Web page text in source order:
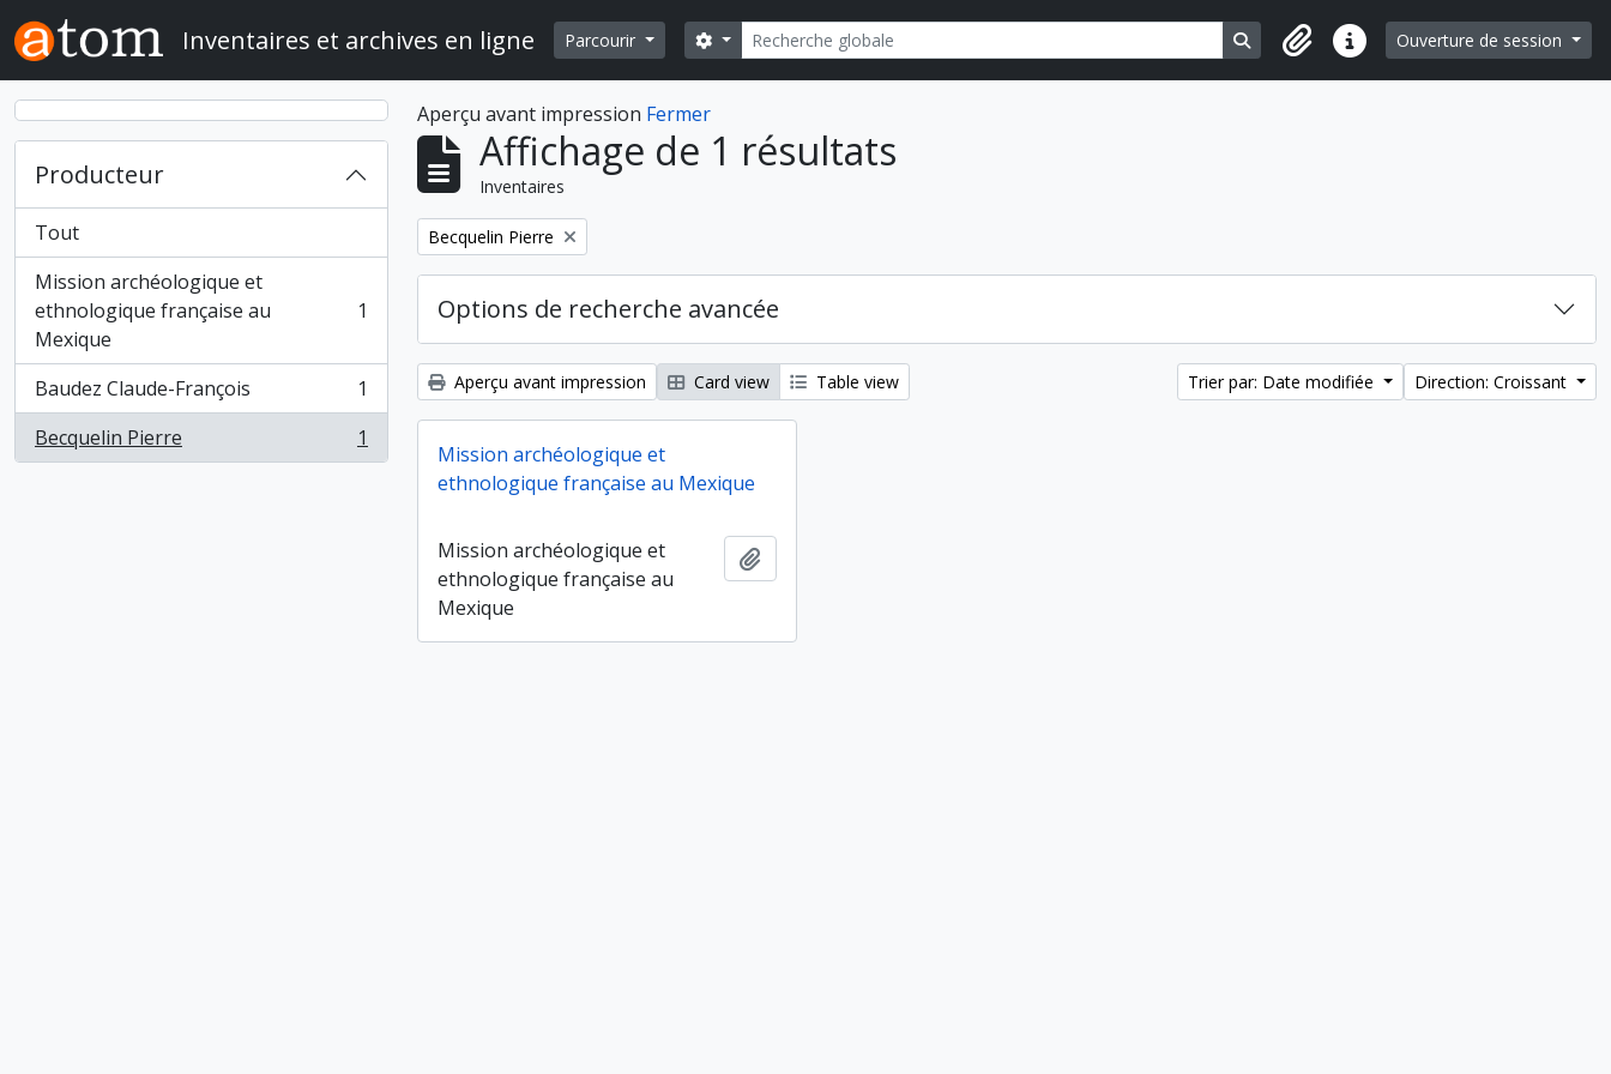
Skip to main content
Inventaires et archives en ligne Parcourir Rechercher
Search options Search in browse page
Liens rapidesOuverture de session
Producteur
Tout
Mission archéologique et
ethnologique française au
Mexique
, 1 résultats 1
Baudez Claude-François
, 1 résultats
1
Becquelin Pierre
, 1 résultats 1
Aperçu avant impression Fermer
Affichage de 1 résultats
Inventaires
Remove filter:
Becquelin Pierre
Options de recherche avancée
Aperçu avant impression Card view Table view Trier par: Date modifiée Direction: Croissant
Mission archéologique et
ethnologique française au Mexique
Mission archéologique et
ethnologique française au
Mexique